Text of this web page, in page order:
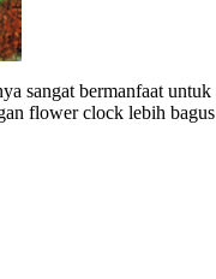
sangat bermanfaat untuk
flower clock lebih bagus